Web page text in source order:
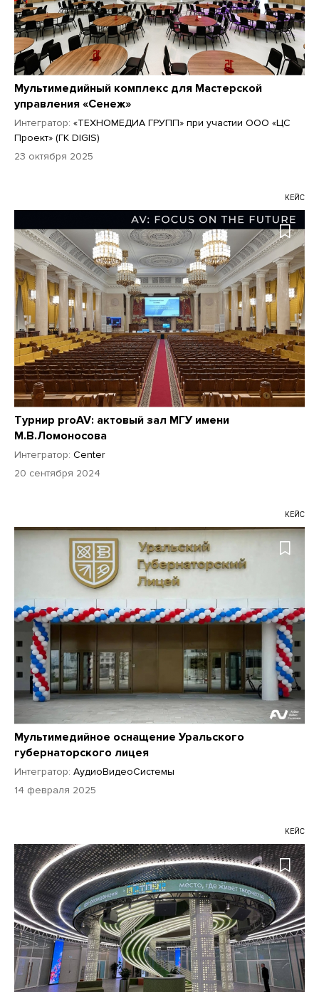
Мультимедийный комплекс для Мастерской
управления «Сенеж»
Интегратор: «ТЕХНОМЕДИА ГРУПП» при участии ООО «ЦС
Проект» (ГК DIGIS)
23 октября 2025
КЕЙС
Турнир proAV: актовый зал МГУ имени
М.В.Ломоносова
Интегратор: Center
20 сентября 2024
КЕЙС
Мультимедийное оснащение Уральского
губернаторского лицея
Интегратор: АудиоВидеоСистемы
14 февраля 2025
КЕЙС